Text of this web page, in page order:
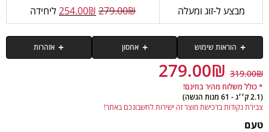
מבצע ל-זוג ומעלה
279.00₪
254.00₪ ליחידה
הוראות שימוש אחסון אזהרות
מלאה.
ביום האימון יש לקחת מנת הגשה אחת (שקית) מיד לאחר אימון ומנה נוספת בין
הארוחות. ביום ללא אימון לקחת מנה אחת בבוקר או בין הארוחות.
יש לאחסן במקום קריר ויבש, להמנע מחשיפה של המוצר לשמש.
יש לאחסן במקום קריר ויבש. יש להרחיק מהישג ידם של ילדים. יש להתייעץ עם רופא
לפני השימוש במוצר זה במקרה של נטילת תרופות או מצב רפואי המצריך השגחת
רופא או לנשים בהיריון, שמנסות להרות או מניקות.
319.00₪
279.00₪
* כולל משלוח מהיר בחינם!
(2.1 ק׳׳ג - 61 מנות הגשה)
צבירת נקודות ברכישת מוצר זה ישירות לחשבונכם באתר!
טעם